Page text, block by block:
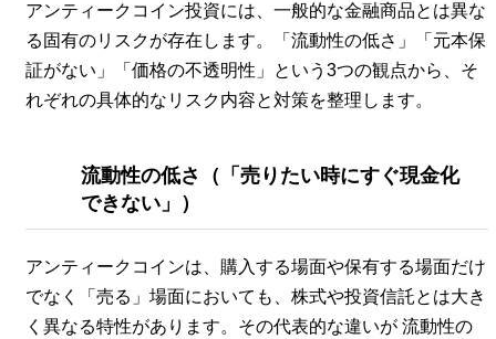
アンティークコイン投資には、一般的な金融商品とは異な
る固有のリスクが存在します。「流動性の低さ」「元本保
証がない」「価格の不透明性」という3つの観点から、そ
れぞれの具体的なリスク内容と対策を整理します。
流動性の低さ（「売りたい時にすぐ現金化
できない」）
アンティークコインは、購入する場面や保有する場面だけ
でなく「売る」場面においても、株式や投資信託とは大き
く異なる特性があります。その代表的な違いが 流動性の